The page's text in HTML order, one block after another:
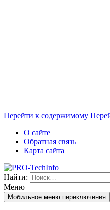
Перейти к содержимому
О сайте
Обратная связь
Карта сайта
Найти:
Меню
Мобильное меню переключения